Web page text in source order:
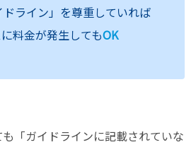
ドライン」を尊重していれば
料金が発生してもOK
「ガイドラインに記載されていな